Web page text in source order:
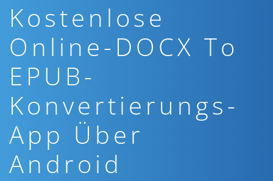
Kostenlose
Online-DOCX To
EPUB-
Konvertierungs-
App Über
Android